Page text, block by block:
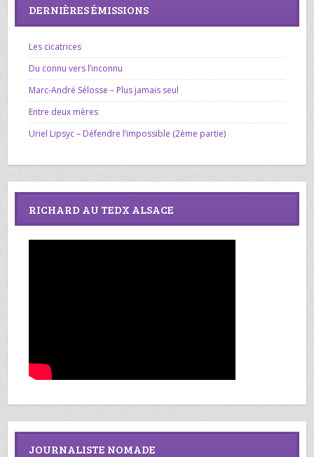
DERNIÈRES ÉMISSIONS
Les cicatrices
Du connu vers l’inconnu
Marc-André Sélosse – Plus jamais seul
Entre deux mères
Uriel Lipsyc – Défendre l’impossible (2ème partie)
RICHARD AU TEDX ALSACE
JOURNALISTE NOMADE